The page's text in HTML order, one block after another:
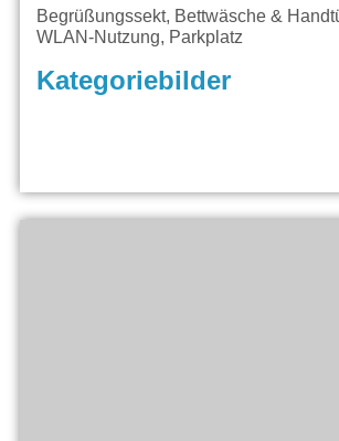
Begrüßungssekt, Bettwäsche &
WLAN-Nutzung, Parkplatz
Kategoriebilder